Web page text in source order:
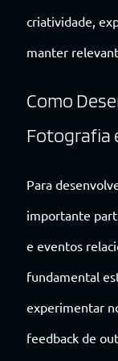
criatividade,
manter
Como
Fotografia
Para
importante
e eventos
fundamental
experimentar
feedback de